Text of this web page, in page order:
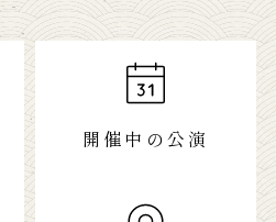
開催中の公演